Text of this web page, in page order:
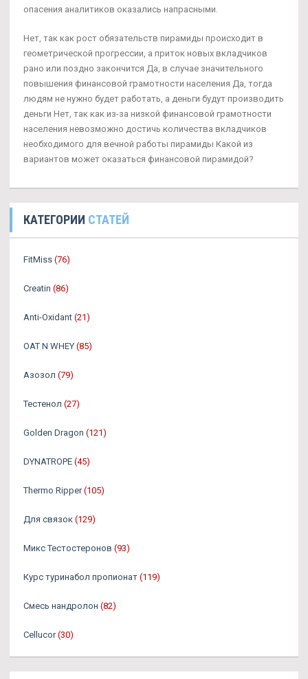
опасения аналитиков оказались напрасными.
Нет, так как рост обязательств пирамиды происходит в
геометрической прогрессии, а приток новых вкладчиков
рано или поздно закончится Да, в случае значительного
повышения финансовой грамотности населения Да, тогда
людям не нужно будет работать, а деньги будут производить
деньги Нет, так как из-за низкой финансовой грамотности
населения невозможно достичь количества вкладчиков
необходимого для вечной работы пирамиды Какой из
вариантов может оказаться финансовой пирамидой?
КАТЕГОРИИ СТАТЕЙ
FitMiss (76)
Creatin (86)
Anti-Oxidant (21)
OAT N WHEY (85)
Азозол (79)
Тестенол (27)
Golden Dragon (121)
DYNATROPE (45)
Thermo Ripper (105)
Для связок (129)
Микс Тестостеронов (93)
Курс туринабол пропионат (119)
Смесь нандролон (82)
Cellucor (30)